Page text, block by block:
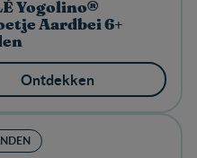
Yogolino®
Aardbei 6+
Ontdekken